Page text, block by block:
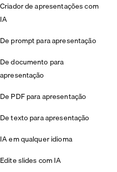
Criador de apresentações com
IA
De prompt para apresentação
De documento para
apresentação
De PDF para apresentação
De texto para apresentação
IA em qualquer idioma
Edite slides com IA